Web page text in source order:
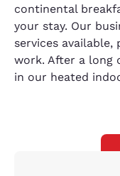
continental
your stay. Our
services
work. After a long
in our heated